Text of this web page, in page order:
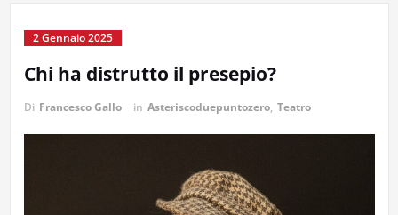
2 Gennaio 2025
Chi ha distrutto il presepio?
Di Francesco Gallo in Asteriscoduepuntozero, Teatro